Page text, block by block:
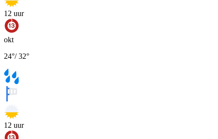
12 uur
okt
24°/32°
12 uur